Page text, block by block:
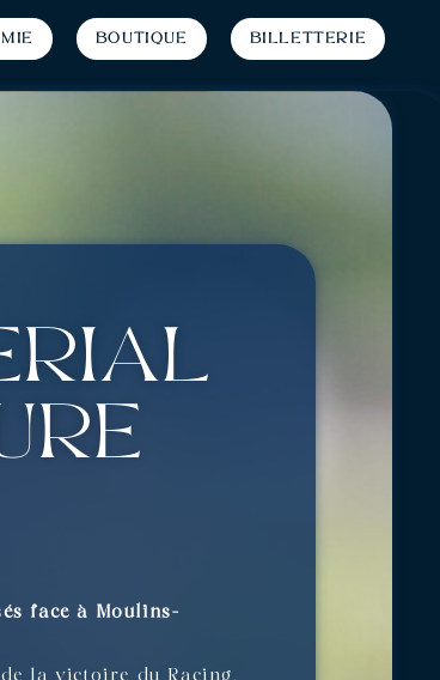
Boutique Billetterie
face à Moulins-
la victoire du Racing,